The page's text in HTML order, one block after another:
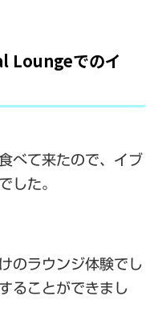
Loungeでのイ
べて来たので、イブ
した。
のラウンジ体験でし
ることができまし